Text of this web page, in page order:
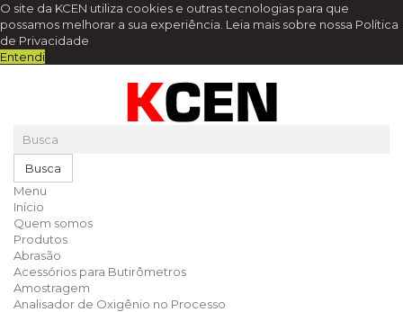
O site da KCEN utiliza cookies e outras tecnologias para que
possamos melhorar a sua experiência. Leia mais sobre nossa Política
de Privacidade
Entendi
Busca
Menu
Início
Quem somos
Produtos
Abrasão
Acessórios para Butirômetros
Amostragem
Analisador de Oxigênio no Processo